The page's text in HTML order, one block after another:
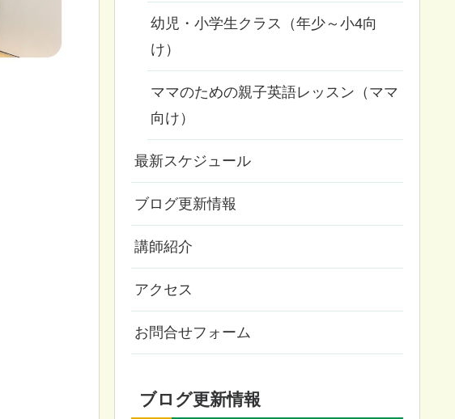
幼児・小学生クラス（年少～小4向
け）
ママのための親子英語レッスン（ママ
向け）
最新スケジュール
ブログ更新情報
講師紹介
アクセス
お問合せフォーム
ブログ更新情報